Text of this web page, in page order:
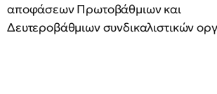
αποφάσεων Πρωτοβάθμιων και
Δευτεροβάθμιων συνδικαλιστικών